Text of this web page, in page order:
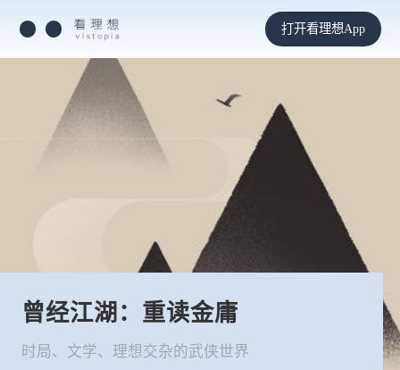
打开看理想App
曾经江湖：重读金庸
时局、文学、理想交杂的武侠世界